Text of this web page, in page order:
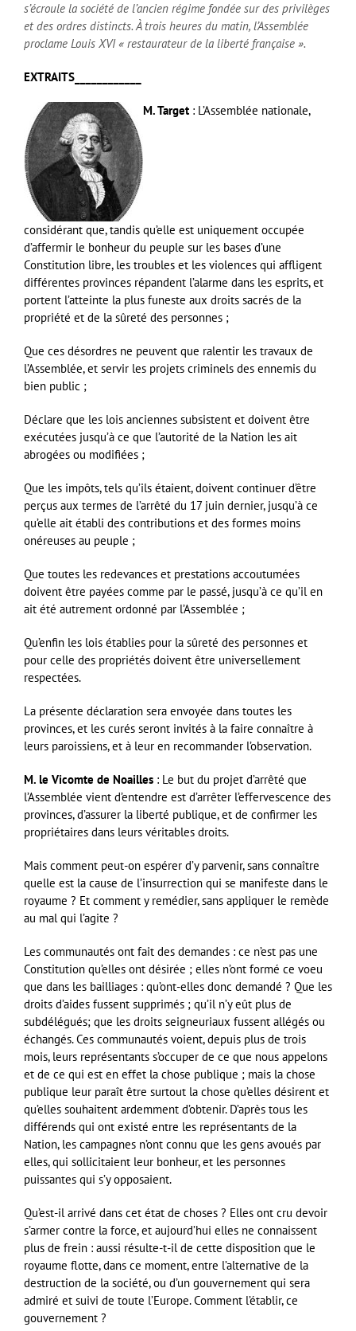
s’écroule la société de l’ancien régime fondée sur des privilèges
et des ordres distincts. À trois heures du matin, l’Assemblée
proclame Louis XVI « restaurateur de la liberté française ».
EXTRAITS____________
M. Target : L’Assemblée nationale,
considérant que, tandis qu’elle est uniquement occupée
d’affermir le bonheur du peuple sur les bases d’une
Constitution libre, les troubles et les violences qui affligent
différentes provinces répandent l’alarme dans les esprits, et
portent l’atteinte la plus funeste aux droits sacrés de la
propriété et de la sûreté des personnes ;
Que ces désordres ne peuvent que ralentir les travaux de
l’Assemblée, et servir les projets criminels des ennemis du
bien public ;
Déclare que les lois anciennes subsistent et doivent être
exécutées jusqu’à ce que l’autorité de la Nation les ait
abrogées ou modifiées ;
Que les impôts, tels qu’ils étaient, doivent continuer d’être
perçus aux termes de l’arrêté du 17 juin dernier, jusqu’à ce
qu’elle ait établi des contributions et des formes moins
onéreuses au peuple ;
Que toutes les redevances et prestations accoutumées
doivent être payées comme par le passé, jusqu’à ce qu’il en
ait été autrement ordonné par l’Assemblée ;
Qu’enfin les lois établies pour la sûreté des personnes et
pour celle des propriétés doivent être universellement
respectées.
La présente déclaration sera envoyée dans toutes les
provinces, et les curés seront invités à la faire connaître à
leurs paroissiens, et à leur en recommander l’observation.
M. le Vicomte de Noailles : Le but du projet d’arrêté que
l’Assemblée vient d’entendre est d’arrêter l’effervescence des
provinces, d’assurer la liberté publique, et de confirmer les
propriétaires dans leurs véritables droits.
Mais comment peut-on espérer d’y parvenir, sans connaître
quelle est la cause de l’insurrection qui se manifeste dans le
royaume ? Et comment y remédier, sans appliquer le remède
au mal qui l’agite ?
Les communautés ont fait des demandes : ce n’est pas une
Constitution qu’elles ont désirée ; elles n’ont formé ce voeu
que dans les bailliages : qu’ont-elles donc demandé ? Que les
droits d’aides fussent supprimés ; qu’il n’y eût plus de
subdélégués; que les droits seigneuriaux fussent allégés ou
échangés. Ces communautés voient, depuis plus de trois
mois, leurs représentants s’occuper de ce que nous appelons
et de ce qui est en effet la chose publique ; mais la chose
publique leur paraît être surtout la chose qu’elles désirent et
qu’elles souhaitent ardemment d’obtenir. D’après tous les
différends qui ont existé entre les représentants de la
Nation, les campagnes n’ont connu que les gens avoués par
elles, qui sollicitaient leur bonheur, et les personnes
puissantes qui s’y opposaient.
Qu’est-il arrivé dans cet état de choses ? Elles ont cru devoir
s’armer contre la force, et aujourd’hui elles ne connaissent
plus de frein : aussi résulte-t-il de cette disposition que le
royaume flotte, dans ce moment, entre l’alternative de la
destruction de la société, ou d’un gouvernement qui sera
admiré et suivi de toute l’Europe. Comment l’établir, ce
gouvernement ?